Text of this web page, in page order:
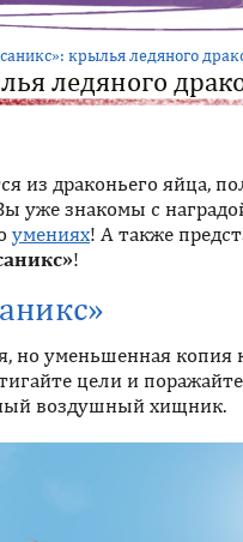
крылья ледяного
ледяного
из драконьего яйца,
уже знакомы с
умениях! А также
!
но уменьшенная копия
цели и
воздушный хищник.